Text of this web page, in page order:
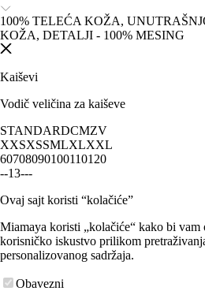
100% TELEĆA KOŽA,
KOŽA, DETALJI - 100% MESING
Kaiševi
Vodič veličina za kaiševe
STANDARDCMZV
XXSXSSMLXLXXL
60708090100110120
--13---
Ovaj sajt koristi “kolačiće”
Miamaya koristi „kolačiće“ kako bi vam
korisničko iskustvo prilikom
personalizovanog sadržaja.
Obavezni